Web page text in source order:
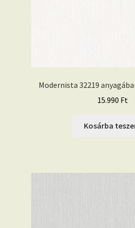
Modernista 32219
15.990 Ft
Kosárba